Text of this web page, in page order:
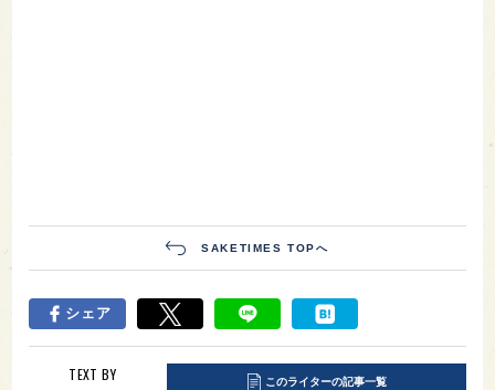
SAKETIMES TOPへ
シェア
TEXT BY このライターの記事一覧